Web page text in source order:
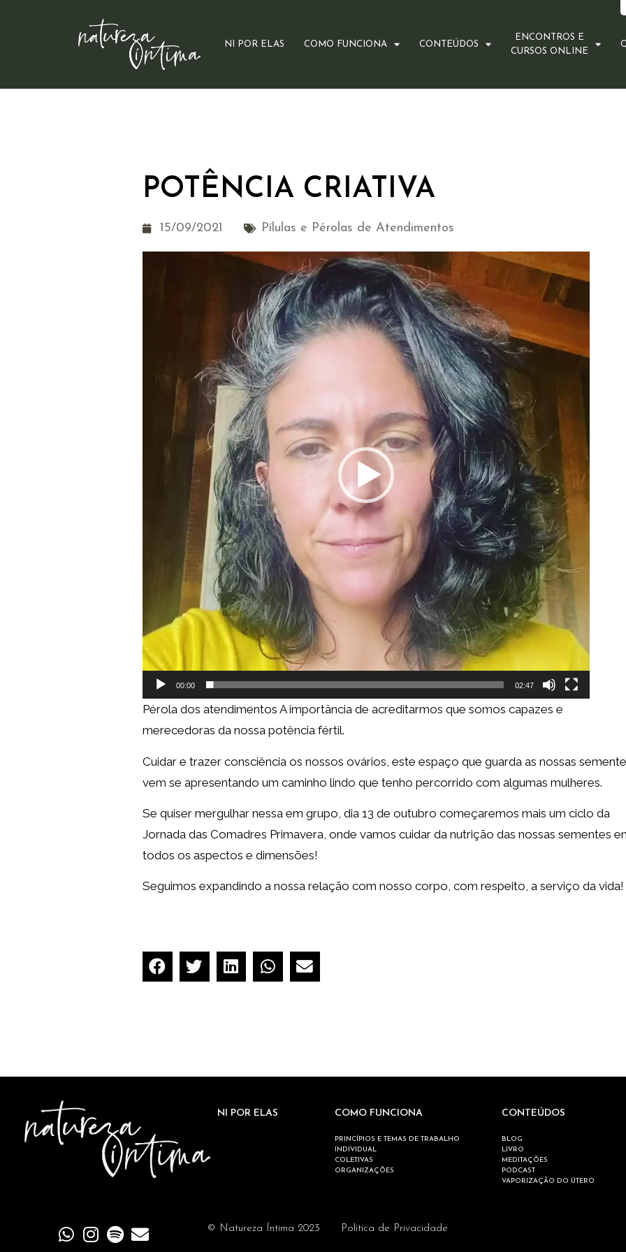
NI POR ELAS COMO FUNCIONA CONTEÚDOS
ENCONTROS E
CURSOS ONLINE
POTÊNCIA CRIATIVA
15/09/2021 Pílulas e Pérolas de Atendimentos
00:00 02:47
Pérola dos atendimentos A importância de acreditarmos que somos capazes e
merecedoras da nossa potência fértil.
Cuidar e trazer consciência os nossos ovários, este espaço que guarda as nossas
vem se apresentando um caminho lindo que tenho percorrido com algumas mulheres.
Se quiser mergulhar nessa em grupo, dia 13 de outubro começaremos mais um ciclo da
Jornada das Comadres Primavera, onde vamos cuidar da nutrição das nossas sementes
todos os aspectos e dimensões!
Seguimos expandindo a nossa relação com nosso corpo, com respeito, a serviço da vida!
NI POR ELAS COMO FUNCIONA
PRINCÍPIOS E TEMAS DE TRABALHO
INDIVIDUAL
COLETIVAS
ORGANIZAÇÕES
CONTEÚDOS
BLOG
LIVRO
MEDITAÇÕES
PODCAST
VAPORIZAÇÃO DO ÚTERO
© Natureza Íntima 2023 Política de Privacidade